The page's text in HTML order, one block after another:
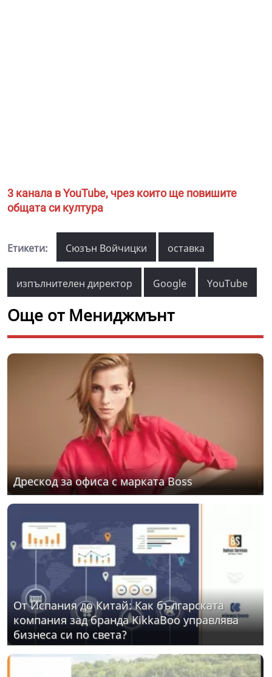
3 канала в YouTube, чрез които ще повишите
общата си култура
Етикети: Сюзън Войчицки оставка
изпълнителен директор Google YouTube
Още от Мениджмънт
Дрескод за офиса с марката Boss
От Испания до Китай: Как българската
компания зад бранда KikkaBoo управлява
бизнеса си по света?